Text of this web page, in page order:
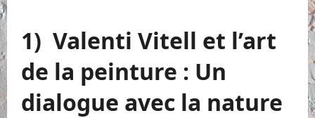
1) Valenti Vitell et l’art
de la peinture : Un
dialogue avec la nature